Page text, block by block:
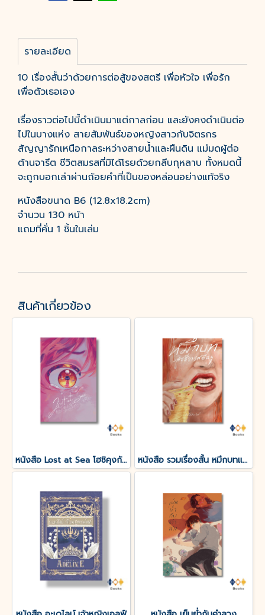
รายละเอียด
10 เรื่องสั้นว่าด้วยการต่อสู้ของสตรี เพื่อหัวใจ เพื่อรัก
เพื่อตัวเธอเอง
เรื่องราวต่อไปนี้ดำเนินมาแต่กาลก่อน และยังคงดำเนินต่อ
ไปในบางแห่ง สายสัมพันธ์ของหญิงสาวกับจิตรกร
สัญญารักเหนือกาลระหว่างสายน้ำและผืนดิน แม่มดผู้ต่อ
ต้านจารีต ชีวิตสมรสที่มิได้โรยด้วยกลีบกุหลาบ ทั้งหมดนี้
จะถูกบอกเล่าผ่านถ้อยคำที่เป็นของหล่อนอย่างแท้จริง
หนังสือขนาด B6 (12.8x18.2cm)
จำนวน 130 หน้า
แถมที่คั่น 1 ชิ้นในเล่ม
สินค้าเกี่ยวข้อง
หนังสือ Lost at Sea โฮชิคุงกับโมริคุงดูเหมือนจะหลงทาง หนังสือ รวมเรื่องสั้น หมึกบทและชีวารสอื่น ๆ